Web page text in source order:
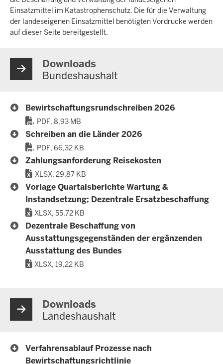
Einsatzmittel im Katastrophenschutz. Die für die Verwaltung
der landeseigenen Einsatzmittel benötigten Vordrucke werden
auf dieser Seite bereitgestellt.
Downloads
Bundeshaushalt
Bewirtschaftungsrundschreiben 2026
PDF, 8,93 MB
Schreiben an die Länder 2026
PDF, 66,32 KB
Zahlungsanforderung Reisekosten
XLSX, 29,87 KB
Vorlage Quartalsberichte Wartung &
Instandsetzung; Dezentrale Ersatzbeschaffung
XLSX, 55,72 KB
Dezentrale Beschaffung von
Ausstattungsgegenständen der ergänzenden
Ausstattung des Bundes
XLSX, 19,22 KB
Downloads
Landeshaushalt
Verfahrensablauf Prozesse nach
Bewirtschaftungsrichtlinie